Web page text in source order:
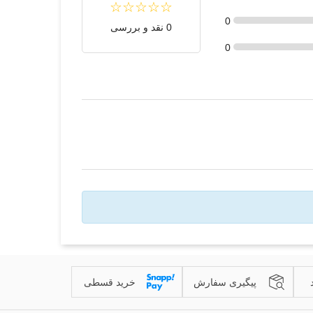
0 نقد و بررسی
0
0
پیگیری سفارش خرید قسطی